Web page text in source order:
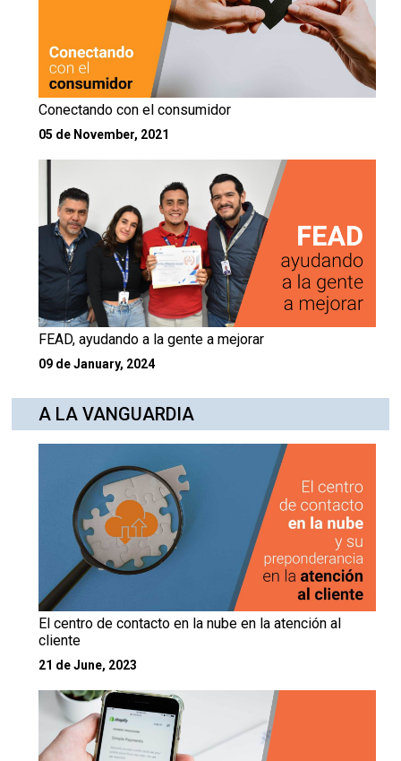
Conectando con el consumidor
05 de November, 2021
FEAD, ayudando a la gente a mejorar
09 de January, 2024
A LA VANGUARDIA
El centro de contacto en la nube en la atención al
cliente
21 de June, 2023